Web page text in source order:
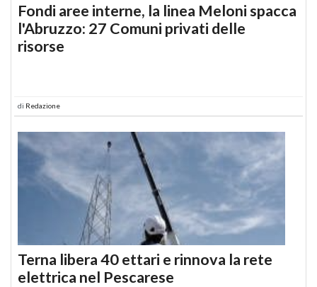
Fondi aree interne, la linea Meloni spacca
l'Abruzzo: 27 Comuni privati delle
risorse
di Redazione
Terna libera 40 ettari e rinnova la rete
elettrica nel Pescarese